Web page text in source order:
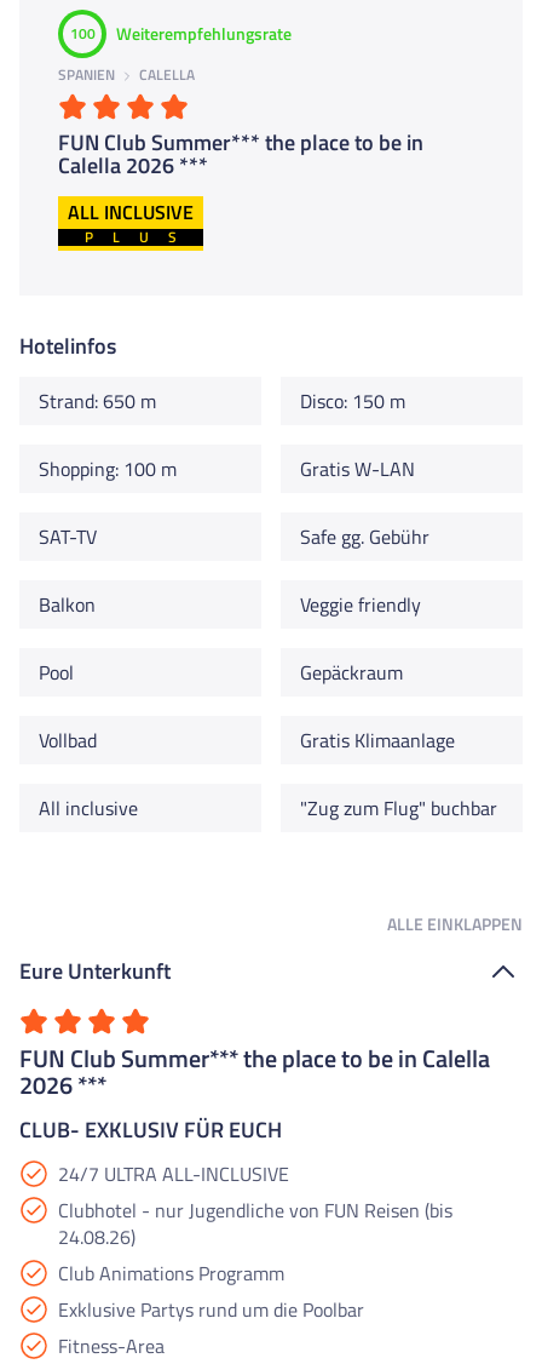
100 Weiterempfehlungsrate
SPANIEN CALELLA
FUN Club Summer*** the place to be in
Calella 2026 ***
ALL INCLUSIVE
PLUS
Hotelinfos
Strand: 650 m Disco: 150 m
Shopping: 100 m Gratis W-LAN
SAT-TV Safe gg. Gebühr
Balkon Veggie friendly
Pool Gepäckraum
Vollbad Gratis Klimaanlage
All inclusive "Zug zum Flug" buchbar
ALLE EINKLAPPEN
Eure Unterkunft
FUN Club Summer*** the place to be in Calella
2026 ***
CLUB- EXKLUSIV FÜR EUCH
24/7 ULTRA ALL-INCLUSIVE
Clubhotel - nur Jugendliche von FUN Reisen (bis
24.08.26)
Club Animations Programm
Exklusive Partys rund um die Poolbar
Fitness-Area